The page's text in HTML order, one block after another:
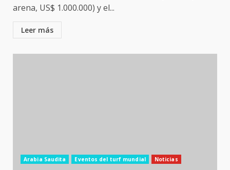
arena, US$ 1.000.000) y el...
Leer más
Arabia Saudita Eventos del turf mundial Noticias